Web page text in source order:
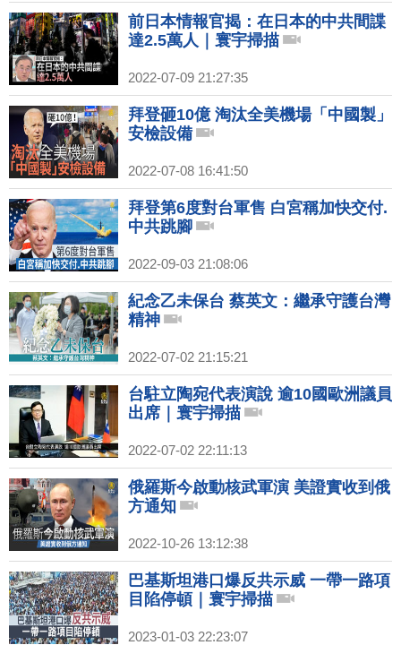
前日本情報官揭：在日本的中共間諜
達2.5萬人｜寰宇掃描
2022-07-09 21:27:35
拜登砸10億 淘汰全美機場「中國製」
安檢設備
2022-07-08 16:41:50
拜登第6度對台軍售 白宮稱加快交付.
中共跳腳
2022-09-03 21:08:06
紀念乙未保台 蔡英文：繼承守護台灣
精神
2022-07-02 21:15:21
台駐立陶宛代表演說 逾10國歐洲議員
出席｜寰宇掃描
2022-07-02 22:11:13
俄羅斯今啟動核武軍演 美證實收到俄
方通知
2022-10-26 13:12:38
巴基斯坦港口爆反共示威 一帶一路項
目陷停頓｜寰宇掃描
2023-01-03 22:23:07